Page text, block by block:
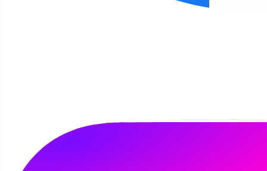
Tydzień Czytania Dzieciom: